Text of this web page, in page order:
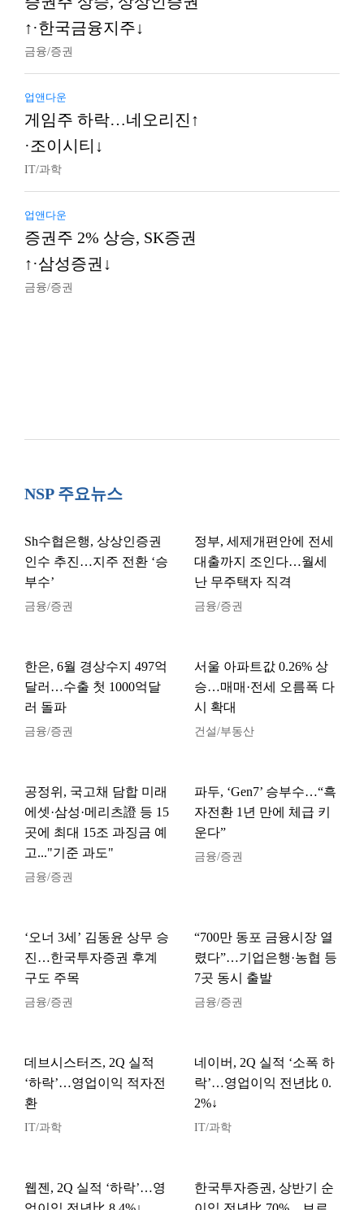
↑·한국금융지주↓
금융/증권
업앤다운
게임주 하락…네오리진↑
·조이시티↓
IT/과학
업앤다운
증권주 2% 상승, SK증권
↑·삼성증권↓
금융/증권
NSP 주요뉴스
Sh수협은행, 상상인증권
인수 추진…지주 전환 ‘승
부수’
금융/증권
정부, 세제개편안에 전세
대출까지 조인다…월세
난 무주택자 직격
금융/증권
한은, 6월 경상수지 497억
달러…수출 첫 1000억달
러 돌파
금융/증권
서울 아파트값 0.26% 상
승…매매·전세 오름폭 다
시 확대
건설/부동산
공정위, 국고채 담합 미래
에셋·삼성·메리츠證 등 15
곳에 최대 15조 과징금 예
고..."기준 과도"
금융/증권
파두, ‘Gen7’ 승부수…“흑
자전환 1년 만에 체급 키
운다”
금융/증권
‘오너 3세’ 김동윤 상무 승
진…한국투자증권 후계
구도 주목
금융/증권
“700만 동포 금융시장 열
렸다”…기업은행·농협 등
7곳 동시 출발
금융/증권
데브시스터즈, 2Q 실적
‘하락’…영업이익 적자전
환
IT/과학
네이버, 2Q 실적 ‘소폭 하
락’…영업이익 전년比 0.
2%↓
IT/과학
웹젠, 2Q 실적 ‘하락’…영
한국투자증권, 상반기 순